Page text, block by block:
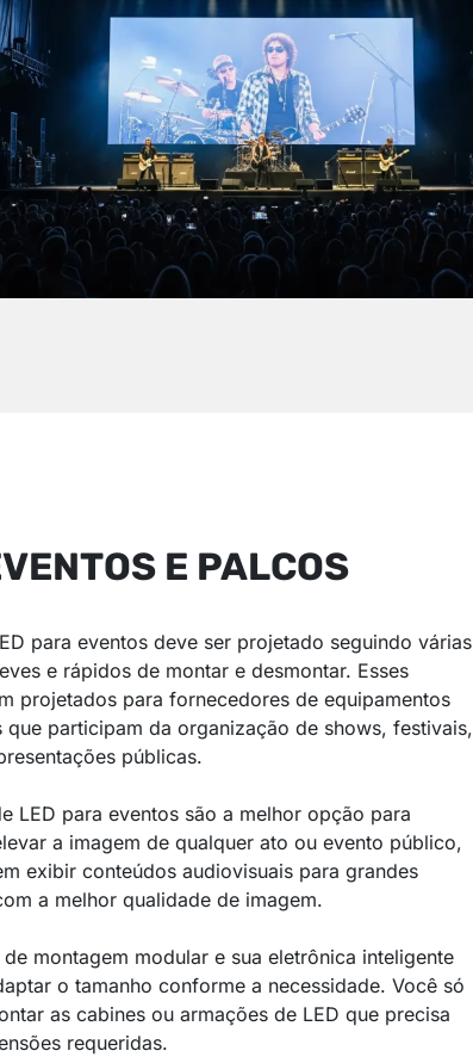
E PALCOS
para eventos deve ser projetado seguindo várias
e rápidos de montar e desmontar. Esses
projetados para fornecedores de equipamentos
que participam da organização de shows, festivais,
públicas.
LED para eventos são a melhor opção para
a imagem de qualquer ato ou evento público,
exibir conteúdos audiovisuais para grandes
a melhor qualidade de imagem.
de montagem modular e sua eletrônica inteligente
o tamanho conforme a necessidade. Você só
as cabines ou armações de LED que precisa
requeridas.